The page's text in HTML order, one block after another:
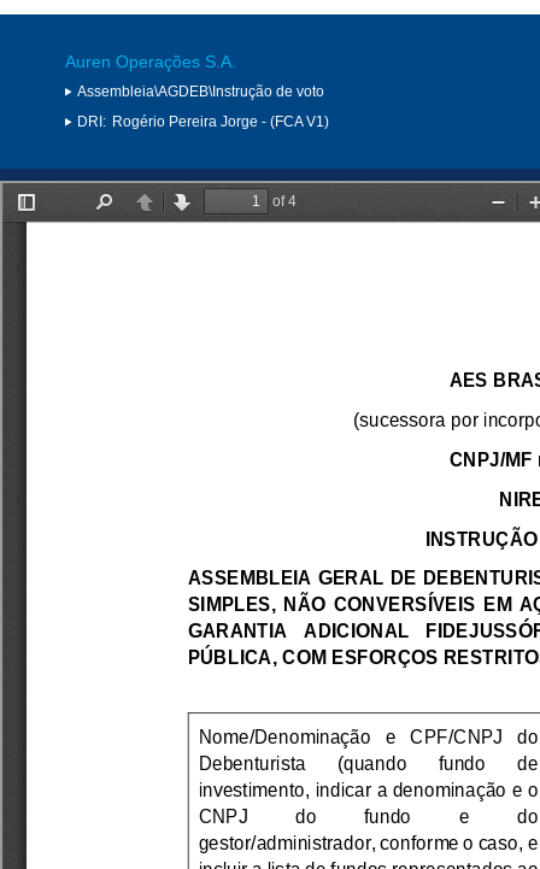
Auren Operações S.A.
Assembleia\AGDEB\Instrução de voto
DRI: Rogério Pereira Jorge - (FCA V1)